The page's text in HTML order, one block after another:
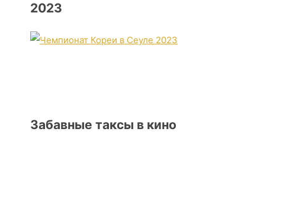
2023
Забавные таксы в кино